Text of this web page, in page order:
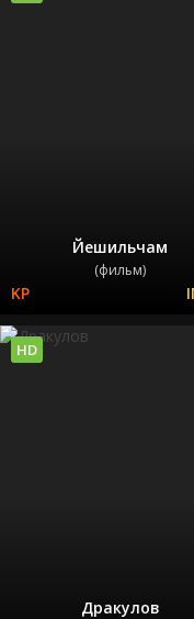
Йешильчам
(фильм)
Дракулов
HD